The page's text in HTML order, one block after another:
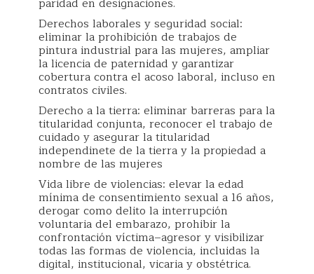
Derechos laborales y seguridad social:
eliminar la prohibición de trabajos de
pintura industrial para las mujeres, ampliar
la licencia de paternidad y garantizar
cobertura contra el acoso laboral, incluso en
contratos civiles.
Derecho a la tierra: eliminar barreras para la
titularidad conjunta, reconocer el trabajo de
cuidado y asegurar la titularidad
independinete de la tierra y la propiedad a
nombre de las mujeres
Vida libre de violencias: elevar la edad
mínima de consentimiento sexual a 16 años,
derogar como delito la interrupción
voluntaria del embarazo, prohibir la
confrontación víctima–agresor y visibilizar
todas las formas de violencia, incluidas la
digital, institucional, vicaria y obstétrica.